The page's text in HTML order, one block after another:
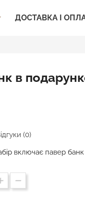
ДОСТАВКА І
в
(0)
включає павер